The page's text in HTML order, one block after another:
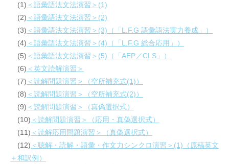
(1) ＜語彙語法文法演習＞(1)
(2) ＜語彙語法文法演習＞(2)
(3) ＜語彙語法文法演習＞(3)（「L.F.G 語彙語法実力養成」）
(4) ＜語彙語法文法演習＞(4)（「L.F.G 総合応用」）
(5) ＜語彙語法文法演習＞(5)（「AEP／CLS」）
(6) ＜英文読解演習＞
(7) ＜読解問題演習＞（空所補充式(1)）
(8) ＜読解問題演習＞（空所補充式(2)）
(9) ＜読解問題演習＞（真偽選択式）
(10) ＜読解問題演習＞（応用・真偽選択式）
(11) ＜読解応用問題演習＞（真偽選択式）
(12) ＜聴解・読解・語彙・作文力シンクロ演習＞(1)（原稿英文
＋和訳例）